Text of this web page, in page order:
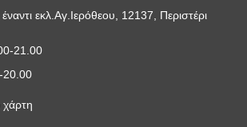
εκλ.Αγ.Ιερόθεου, 12137, Περιστέρι
21.00
20.00
χάρτη